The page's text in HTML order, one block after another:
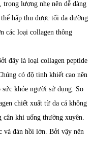
trọng lượng nhẹ nên dễ dàng
hấp thu được tối đa dưỡng
các loại collagen thông
đây là loại collagen peptide
có độ tinh khiết cao nên
sức khỏe người sử dụng. So
chiết xuất từ da cá không
cân khi uống thường xuyên.
và đàn hồi lớn. Bởi vậy nên